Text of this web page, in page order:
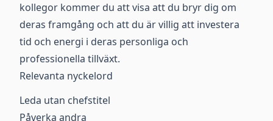
kollegor kommer du att visa att du bryr dig om
deras framgång och att du är villig att investera
tid och energi i deras personliga och
professionella tillväxt.
Relevanta nyckelord
Leda utan chefstitel
Påverka andra